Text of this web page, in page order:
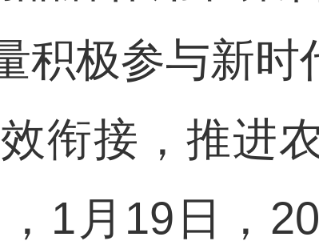
积极参与新时
衔接，推进
1月19日，